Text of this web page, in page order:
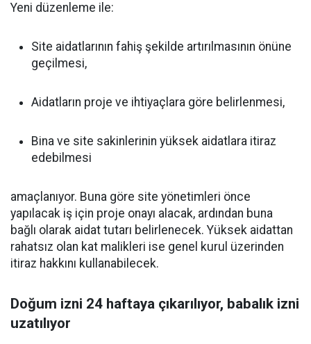
Yeni düzenleme ile:
Site aidatlarının fahiş şekilde artırılmasının önüne
geçilmesi,
Aidatların proje ve ihtiyaçlara göre belirlenmesi,
Bina ve site sakinlerinin yüksek aidatlara itiraz
edebilmesi
amaçlanıyor. Buna göre site yönetimleri önce
yapılacak iş için proje onayı alacak, ardından buna
bağlı olarak aidat tutarı belirlenecek. Yüksek aidattan
rahatsız olan kat malikleri ise genel kurul üzerinden
itiraz hakkını kullanabilecek.
Doğum izni 24 haftaya çıkarılıyor, babalık izni
uzatılıyor